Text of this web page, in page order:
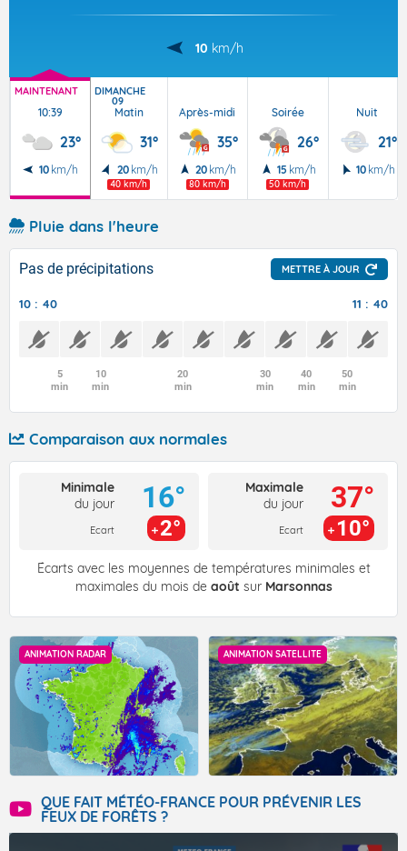
10 km/h
MAINTENANT
10:39
23°
10 km/h
DIMANCHE
09
Matin
31°
20 km/h
40 km/h
Après-midi
35°
20 km/h
80 km/h
Soirée
26°
15 km/h
50 km/h
Nuit
21°
10 km/h
Pluie dans l'heure
Pas de précipitations METTRE À JOUR
10 : 40 11 : 40
5
min
10
min
20
min
30
min
40
min
50
min
Comparaison aux normales
Minimale
du jour
Ecart
16°
2°
Maximale
du jour
Ecart
37°
10°
Écarts avec les moyennes de températures minimales et
maximales du mois de août sur Marsonnas
ANIMATION RADAR ANIMATION SATELLITE
QUE FAIT MÉTÉO-FRANCE POUR PRÉVENIR LES
FEUX DE FORÊTS ?